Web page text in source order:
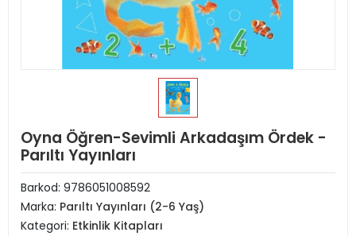
Oyna Öğren-Sevimli Arkadaşım Ördek -
Parıltı Yayınları
Barkod: 9786051008592
Marka: Parıltı Yayınları (2-6 Yaş)
Kategori: Etkinlik Kitapları